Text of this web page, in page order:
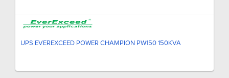
UPS EVEREXCEED POWER CHAMPION PW150 150KVA